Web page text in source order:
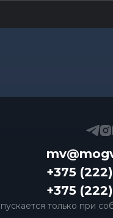
+375
+375
только при